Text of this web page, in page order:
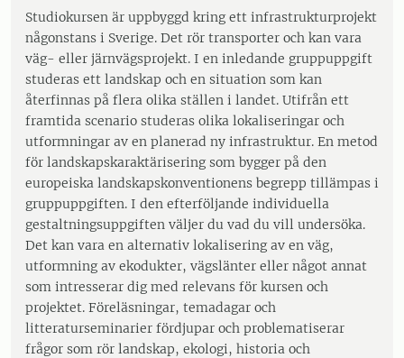
Studiokursen är uppbyggd kring ett infrastrukturprojekt
någonstans i Sverige. Det rör transporter och kan vara
väg- eller järnvägsprojekt. I en inledande gruppuppgift
studeras ett landskap och en situation som kan
återfinnas på flera olika ställen i landet. Utifrån ett
framtida scenario studeras olika lokaliseringar och
utformningar av en planerad ny infrastruktur. En metod
för landskapskaraktärisering som bygger på den
europeiska landskapskonventionens begrepp tillämpas i
gruppuppgiften. I den efterföljande individuella
gestaltningsuppgiften väljer du vad du vill undersöka.
Det kan vara en alternativ lokalisering av en väg,
utformning av ekodukter, vägslänter eller något annat
som intresserar dig med relevans för kursen och
projektet. Föreläsningar, temadagar och
litteraturseminarier fördjupar och problematiserar
frågor som rör landskap, ekologi, historia och